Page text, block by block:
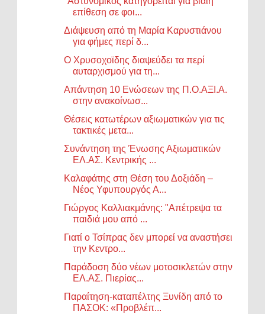
επίθεση σε φοι...
Διάψευση από τη Μαρία Καρυστιάνου
για φήμες περί δ...
Ο Χρυσοχοϊδης διαψεύδει τα περί
αυταρχισμού για τη...
Απάντηση 10 Ενώσεων της Π.Ο.ΑΞΙ.Α.
στην ανακοίνωσ...
Θέσεις κατωτέρων αξιωματικών για τις
τακτικές μετα...
Συνάντηση της Ένωσης Αξιωματικών
ΕΛ.ΑΣ. Κεντρικής ...
Καλαφάτης στη Θέση του Δοξιάδη –
Νέος Υφυπουργός Α...
Γιώργος Καλλιακμάνης: "Απέτρεψα τα
παιδιά μου από ...
Γιατί ο Τσίπρας δεν μπορεί να αναστήσει
την Κεντρο...
Παράδοση δύο νέων μοτοσικλετών στην
ΕΛ.ΑΣ. Πιερίας...
Παραίτηση-καταπέλτης Ξυνίδη από το
ΠΑΣΟΚ: «Προβλέπ...